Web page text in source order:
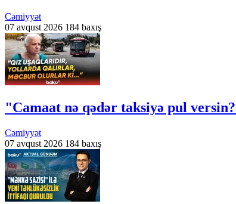
Cəmiyyət
07 avqust 2026 184 baxış
"Camaat nə qədər taksiyə pul
Cəmiyyət
07 avqust 2026 184 baxış